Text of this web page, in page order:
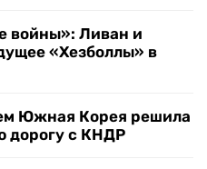
войны»: Ливан и
«Хезболлы» в
Южная Корея решила
дорогу с КНДР